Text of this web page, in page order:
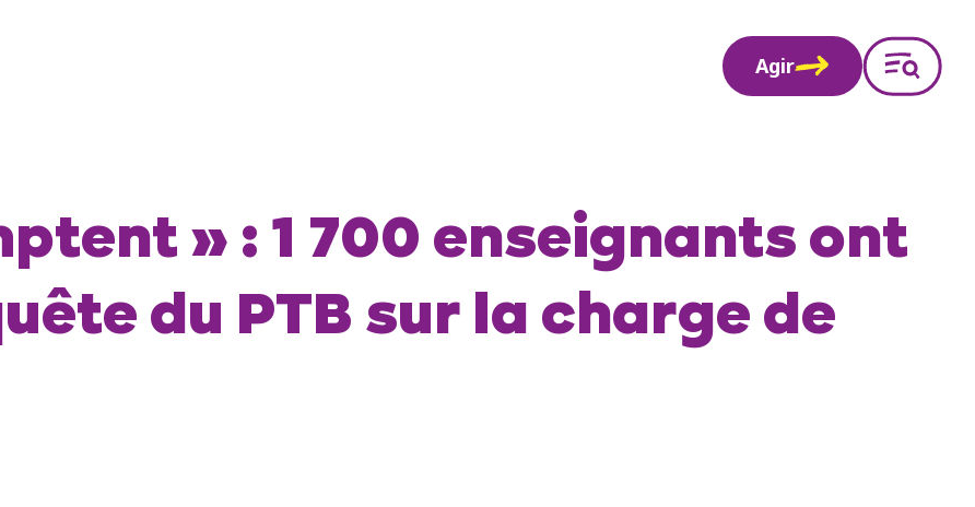
Agir
» : 1 700 enseignants ont
du PTB sur la charge de